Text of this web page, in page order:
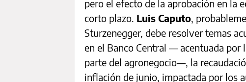
pero el efecto de la aprobación en la
corto plazo. Luis Caputo,
Sturzenegger, debe resolver temas
en el Banco Central — acentuada por
parte del agronegocio—, la
inflación de junio, impactada por los